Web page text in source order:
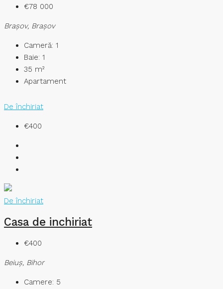
€78 000
Braşov, Brașov
Cameră: 1
Baie: 1
35 m²
Apartament
De închiriat
€400
De închiriat
Casa de inchiriat
€400
Beiuş, Bihor
Camere: 5